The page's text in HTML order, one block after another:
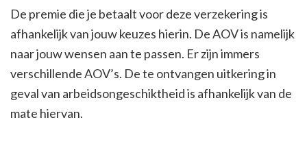
De premie die je betaalt voor deze verzekering is
afhankelijk van jouw keuzes hierin. De AOV is namelijk
naar jouw wensen aan te passen. Er zijn immers
verschillende AOV’s. De te ontvangen uitkering in
geval van arbeidsongeschiktheid is afhankelijk van de
mate hiervan.